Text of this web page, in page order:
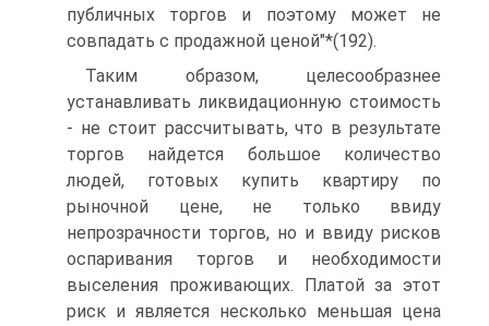
публичных торгов и поэтому может не
совпадать с продажной ценой"*(192).
Таким образом, целесообразнее
устанавливать ликвидационную стоимость
- не стоит рассчитывать, что в результате
торгов найдется большое количество
людей, готовых купить квартиру по
рыночной цене, не только ввиду
непрозрачности торгов, но и ввиду рисков
оспаривания торгов и необходимости
выселения проживающих. Платой за этот
риск и является несколько меньшая цена